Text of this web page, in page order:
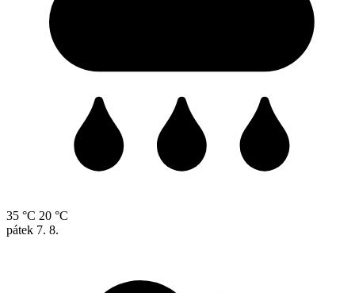
35 °C 20 °C
pátek 7. 8.